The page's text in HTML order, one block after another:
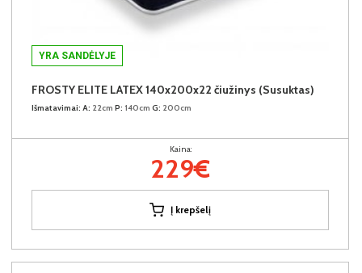
YRA SANDĖLYJE
FROSTY ELITE LATEX 140x200x22 čiužinys (Susuktas)
Išmatavimai: A: 22cm P: 140cm G: 200cm
Kaina:
229€
Į krepšelį